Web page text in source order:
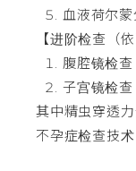
血液荷尔
【进阶检查（
腹腔镜检
子宫镜检
其中精虫穿透
不孕症检查技术